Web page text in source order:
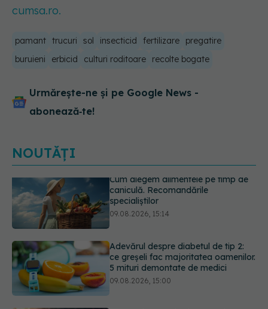
cumsa.ro.
pamant trucuri sol insecticid fertilizare
pregatire
buruieni
erbicid culturi roditoare recolte bogate
Urmărește-ne și pe Google News -
abonează‑te!
NOUTĂȚI
Adevărul despre diabetul de tip 2:
ce greșeli fac majoritatea oamenilor.
5 mituri demontate de medici
Cancerul s-a extins la oase și nu
numai. Starea lui Joe Biden s-a
înrăutățit. Fiul său dezvăluie cât de